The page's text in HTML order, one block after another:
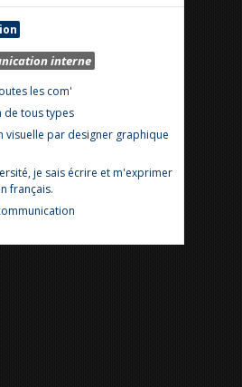
interne
les com'
de tous types
visuelle par designer graphique
je sais écrire et m'exprimer
français.